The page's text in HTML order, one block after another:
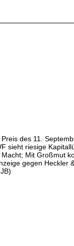
des 11.
sieht riesige
Mit Großmut
gegen Heckler